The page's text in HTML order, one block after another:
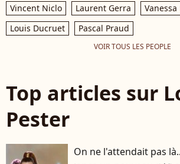
Vincent Niclo Laurent Gerra
Vanessa
Louis Ducruet
Pascal Praud
VOIR TOUS LES PEOPLE
Top articles sur
Pester
On ne l'attendait pas